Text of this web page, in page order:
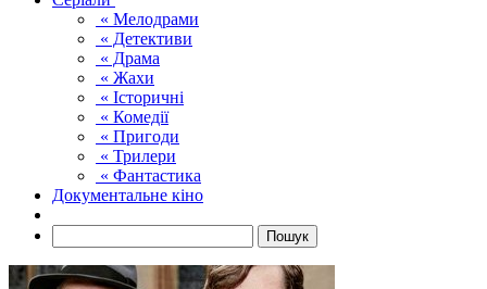
« Мелодрами
« Детективи
« Драма
« Жахи
« Історичні
« Комедії
« Пригоди
« Трилери
« Фантастика
Документальне кіно
Пошук